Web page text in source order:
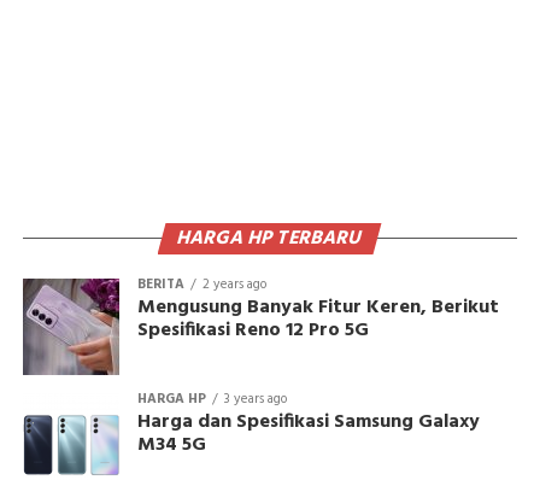
HARGA HP TERBARU
BERITA 2 years ago
Mengusung Banyak Fitur Keren, Berikut
Spesifikasi Reno 12 Pro 5G
HARGA HP 3 years ago
Harga dan Spesifikasi Samsung Galaxy
M34 5G